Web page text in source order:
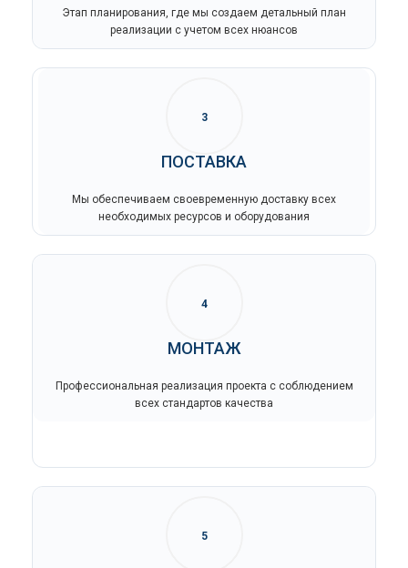
Этап планирования, где мы создаем детальный план
реализации с учетом всех нюансов
3
ПОСТАВКА
Мы обеспечиваем своевременную доставку всех
необходимых ресурсов и оборудования
4
МОНТАЖ
Профессиональная реализация проекта с соблюдением
всех стандартов качества
5